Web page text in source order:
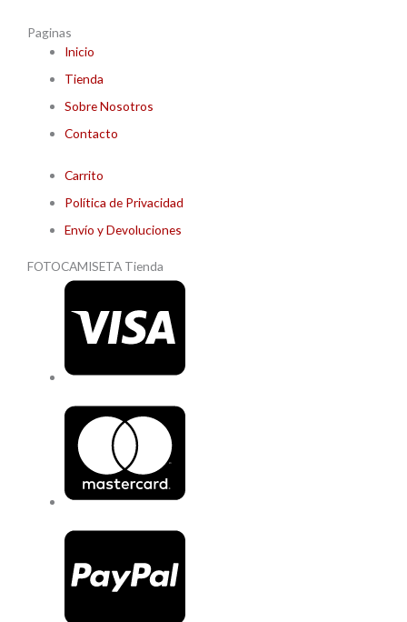
Paginas
Inicio
Tienda
Sobre Nosotros
Contacto
Carrito
Política de Privacidad
Envío y Devoluciones
FOTOCAMISETA Tienda